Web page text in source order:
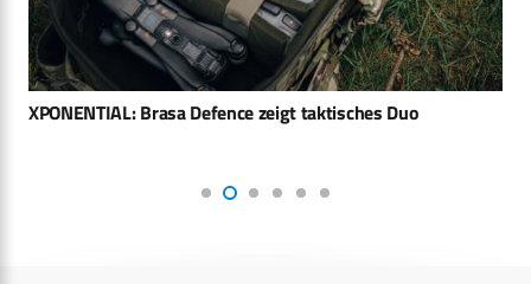
XPONENTIAL: Brasa Defence zeigt taktisches Duo